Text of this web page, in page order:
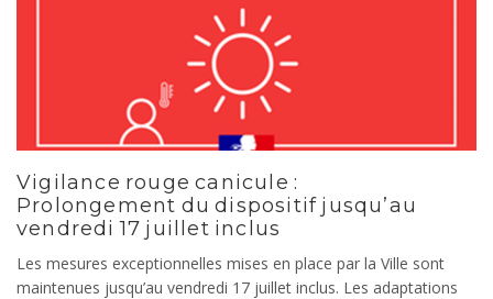
Vigilance rouge canicule :
Prolongement du dispositif jusqu’au
vendredi 17 juillet inclus
Les mesures exceptionnelles mises en place par la Ville sont
maintenues jusqu’au vendredi 17 juillet inclus. Les adaptations